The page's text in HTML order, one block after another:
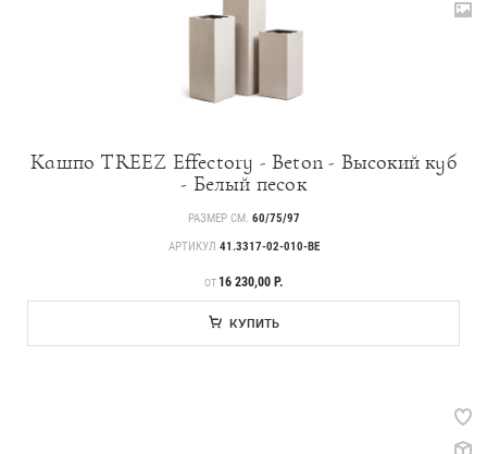
Кашпо TREEZ Effectory - Beton - Высокий куб
- Белый песок
РАЗМЕР СМ. 60/75/97
АРТИКУЛ 41.3317-02-010-BE
ЦЕНА
ОТ 16 230,00 Р.
КУПИТЬ